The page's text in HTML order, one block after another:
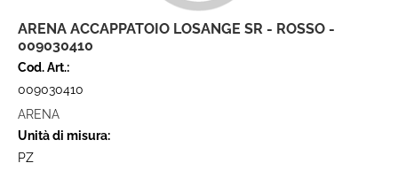
ARENA ACCAPPATOIO LOSANGE SR - ROSSO -
009030410
Cod. Art.:
009030410
ARENA
Unità di misura:
PZ